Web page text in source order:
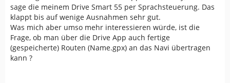
sage die meinem Drive Smart 55 per Sprachsteuerung. Das
klappt bis auf wenige Ausnahmen sehr gut.
Was mich aber umso mehr interessieren würde, ist die
Frage, ob man über die Drive App auch fertige
(gespeicherte) Routen (Name.gpx) an das Navi übertragen
kann ?